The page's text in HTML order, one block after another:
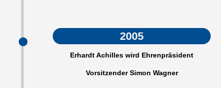
2005
Erhardt Achilles wird Ehrenpräsident
Vorsitzender Simon Wagner